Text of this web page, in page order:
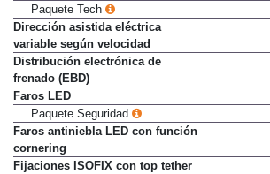
Paquete Tech
Dirección asistida eléctrica
variable según velocidad
Distribución electrónica de
frenado (EBD)
Faros LED
Paquete Seguridad
Faros antiniebla LED con función
cornering
Fijaciones ISOFIX con top tether